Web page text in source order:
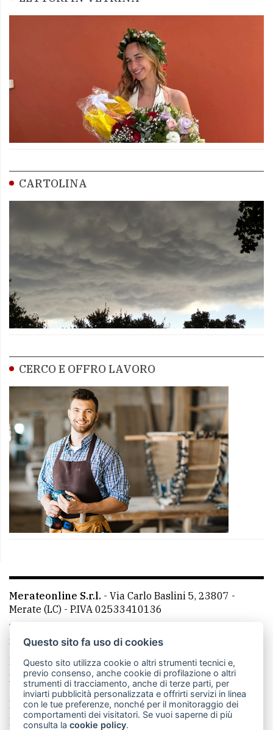
CARTOLINA
CERCO E OFFRO LAVORO
Merateonline S.r.l. - Via Carlo Baslini 5, 23807 -
Merate (LC) - P.IVA 02533410136
Telefono:
mail: redazione@merateonline.it
La redazione
CasateOnline LeccoOnline
RSS
Made by VIP
Privacy policy
Cookie policy
Rivedi le tue scelte sui cookie
Questo sito fa uso di cookies
Questo sito utilizza cookie o altri strumenti tecnici e,
previo consenso, anche cookie di profilazione o altri
strumenti di tracciamento, anche di terze parti, per
inviarti pubblicità personalizzata e offrirti servizi in linea
con le tue preferenze, nonché per il monitoraggio dei
comportamenti dei visitatori. Se vuoi saperne di più
consulta lacookie policy.